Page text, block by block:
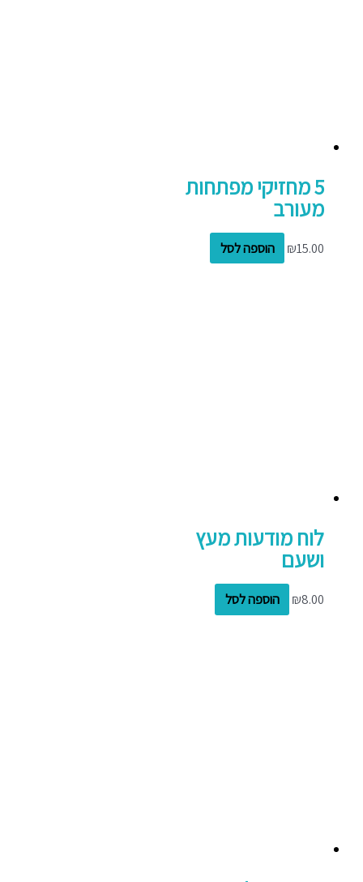
5 מחזיקי מפתחות
מעורב
₪15.00 הוספה לסל
לוח מודעות מעץ
ושעם
₪8.00 הוספה לסל